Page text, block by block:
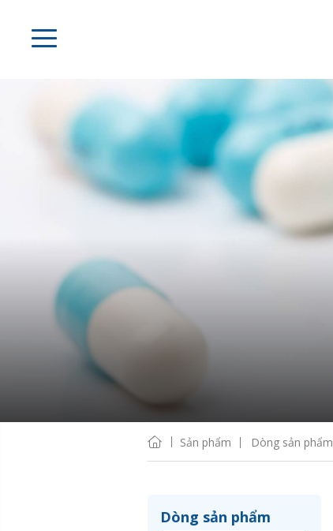
Sản phẩm Dòng sản phẩm
Dòng sản phẩm